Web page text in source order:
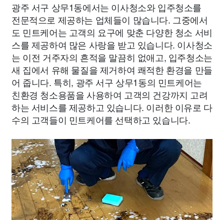
광주 서구 상무1동에서는 이사청소와 입주청소를
전문적으로 제공하는 업체들이 많습니다. 그중에서
도 민트케어는 고객의 요구에 맞춘 다양한 청소 서비
스를 제공하여 많은 사랑을 받고 있습니다. 이사청소
는 이전 거주자의 흔적을 말끔히 없애고, 입주청소는
새 집에서 유해 물질을 제거하여 쾌적한 환경을 만들
어 줍니다. 특히, 광주 서구 상무1동의 민트케어는
친환경 청소용품을 사용하여 고객의 건강까지 고려
하는 서비스를 제공하고 있습니다. 이러한 이유로 다
수의 고객들이 민트케어를 선택하고 있습니다.